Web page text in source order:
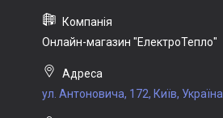
Онлайн-магазин "ЕлектроТепло"
ул. Антоновича, 172, Київ, Україна